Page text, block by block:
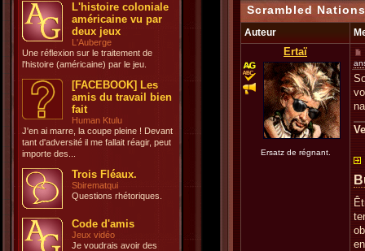
L'histoire coloniale
américaine vu par
deux jeux
L'Auberge
Une réflexion sur le traitement de
l'histoire (américaine) par le jeu.
[FACEBOOK] Les
amis du travail bien
fait
Human Ktulu
J'en ai marre, la coupe pleine ! Devant
tant d'adversité il me fallait réagir, peut
importe des...
Trois Fléaux.
Sbirematqui
Questions rhétoriques.
Code d'amis
Jeux vidéo
Je voudrais avoir des
Scrambled
Auteur
Ertaï
Ersatz de régnant.